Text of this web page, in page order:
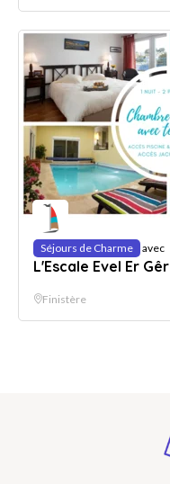
Séjours de Charme avec
L'Escale Evel Er Gêr
Finistère